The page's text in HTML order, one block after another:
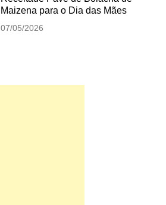
Maizena para o Dia das Mães
07/05/2026